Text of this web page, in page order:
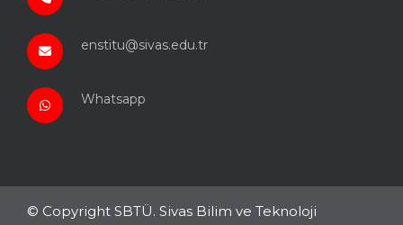
enstitu@sivas.edu.tr
Whatsapp
© Copyright SBTÜ. Sivas Bilim ve Teknoloji